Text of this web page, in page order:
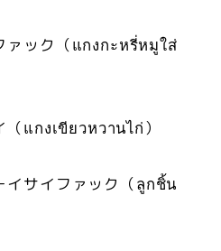
ァック（แกงกะหรี่หมูใส่
แกงเขียวหวานไก่）
イサイファック（ลูกชิ้น